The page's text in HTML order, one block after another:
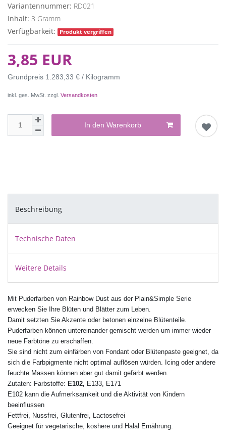
Variantennummer: RD021
Inhalt: 3 Gramm
Verfügbarkeit:
Produkt vergriffen
3,85 EUR
Grundpreis 1.283,33 € / Kilogramm
inkl. ges. MwSt. zzgl. Versandkosten
In den Warenkorb
Beschreibung
Technische Daten
Weitere Details
Mit Puderfarben von Rainbow Dust aus der Plain&Simple Serie
erwecken Sie Ihre Blüten und Blätter zum Leben.
Damit setzten Sie Akzente oder betonen einzelne Blütenteile.
Puderfarben können untereinander gemischt werden um immer wieder
neue Farbtöne zu erschaffen.
Sie sind nicht zum einfärben von Fondant oder Blütenpaste geeignet, da
sich die Farbpigmente nicht optimal auflösen würden. Icing oder andere
feuchte Massen können aber gut damit gefärbt werden.
Zutaten: Farbstoffe: E102, E133, E171
E102 kann die Aufmerksamkeit und die Aktivität von Kindern
beeinflussen
Fettfrei, Nussfrei, Glutenfrei, Lactosefrei
Geeignet für vegetarische, koshere und Halal Ernährung.